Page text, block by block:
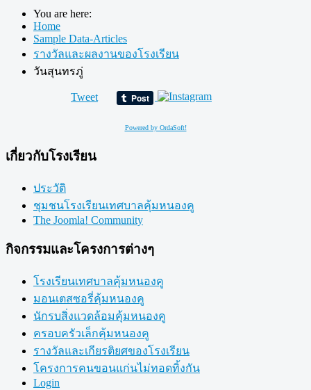
You are here:
Home
Sample Data-Articles
รางวัลและผลงานของโรงเรียน
วันสุนทรภู่
Tweet
Powered by OrdaSoft!
เกี่ยวกับโรงเรียน
ประวัติ
ชุมชนโรงเรียนเทศบาลคุ้มหนองคู
The Joomla! Community
กิจกรรมและโครงการต่างๆ
โรงเรียนเทศบาลคุ้มหนองคู
มอนเตสซอรี่คุ้มหนองคู
นักรบสิ่งแวดล้อมคุ้มหนองคู
ครอบครัวเล็กคุ้มหนองคู
รางวัลและเกียรติยศของโรงเรียน
โครงการคนขอนแก่นไม่ทอดทิ้งกัน
Login